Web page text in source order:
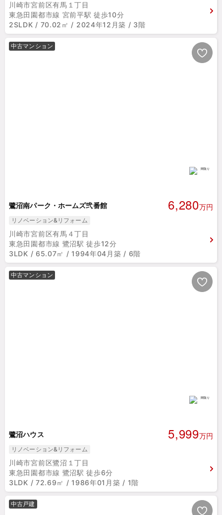
川崎市宮前区有馬１丁目
東急田園都市線 宮前平駅 徒歩10分
2SLDK / 70.02㎡ / 2024年12月築 / 3階
中古マンション
鷺沼南パーク・ホームズ弐番館 6,280万円
リノベーション&リフォーム
川崎市宮前区有馬４丁目
東急田園都市線 鷺沼駅 徒歩12分
3LDK / 65.07㎡ / 1994年04月築 / 6階
中古マンション
鷺沼ハウス 5,999万円
リノベーション&リフォーム
川崎市宮前区鷺沼１丁目
東急田園都市線 鷺沼駅 徒歩6分
3LDK / 72.69㎡ / 1986年01月築 / 1階
中古戸建